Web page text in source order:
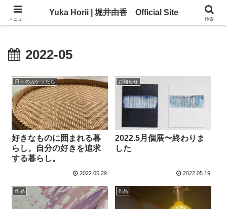
Yuka Horii | 堀井由香 Official Site
2022-05
日々のカケラたち
好きなものに囲まれる暮
らし。自分の好きを追求
する暮らし。
2022.05.29
お知らせ
2022.5月個展〜終わりま
した
2022.05.19
作品 作品
メニュー
Yuka Horii | 堀井由香 Official Site
検索